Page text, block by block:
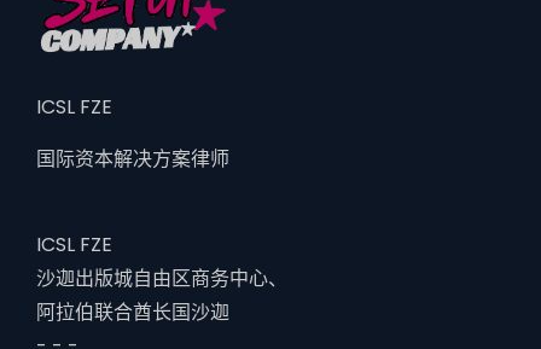
ICSL FZE
国际资本解决方案律师
ICSL FZE
沙迦出版城自由区商务中心、
阿拉伯联合酋长国沙迦